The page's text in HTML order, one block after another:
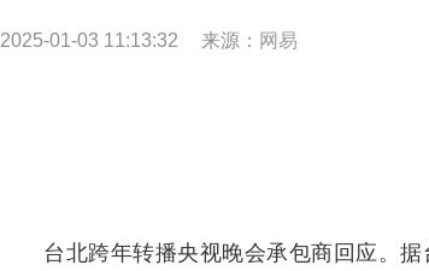
2025-01-03 11:13:32 来源： 网易
台北跨年转播央视晚会承包商回应。